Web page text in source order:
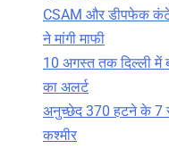
CSAM और डीपफेक कंटेंट
ने मांगी माफी
10 अगस्त तक दिल्ली में
का अलर्ट
अनुच्छेद 370 हटने के 7
कश्मीर